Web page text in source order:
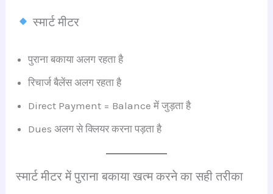
स्मार्ट मीटर
पुराना बकाया अलग रहता है
रिचार्ज बैलेंस अलग रहता है
Direct Payment = Balance में जुड़ता है
Dues अलग से क्लियर करना पड़ता है
स्मार्ट मीटर में पुराना बकाया खत्म करने का सही तरीका